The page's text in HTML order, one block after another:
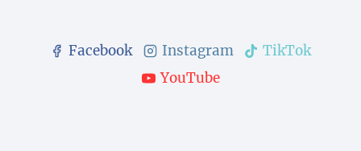
Facebook Instagram
TikTok
YouTube